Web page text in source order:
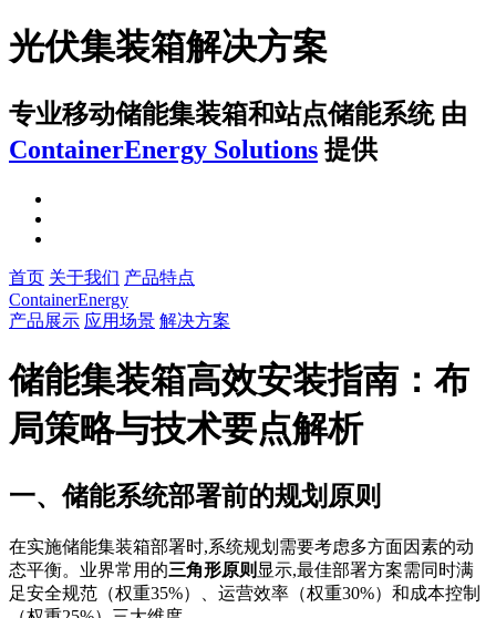
光伏集装箱解决方案
专业移动储能集装箱和站点储能系统 由
ContainerEnergy Solutions 提供
首页 关于我们 产品特点
ContainerEnergy
产品展示 应用场景 解决方案
储能集装箱高效安装指南：布
局策略与技术要点解析
一、储能系统部署前的规划原则
在实施储能集装箱部署时,系统规划需要考虑多方面因素的动
态平衡。业界常用的三角形原则 显示,最佳部署方案需同时满
足安全规范（权重35%）、运营效率（权重30%）和成本控制